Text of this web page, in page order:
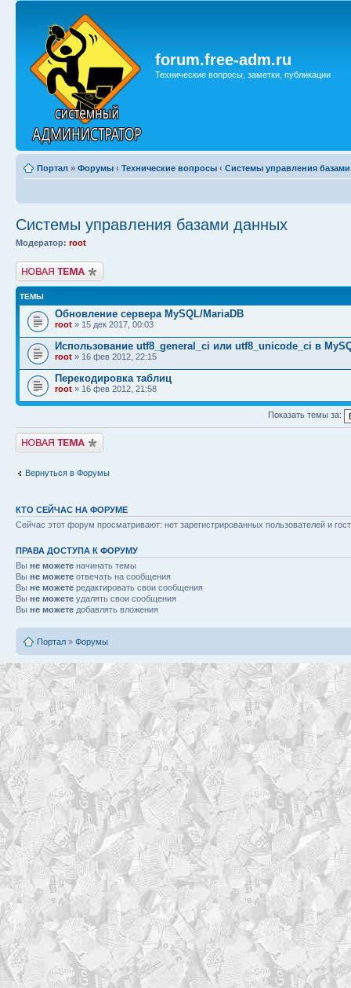
forum.free-adm.ru
Технические вопросы, заметки, публикации
Портал » Форумы ‹ Технические вопросы ‹ Системы управления
Системы управления базами данных
Модератор: root
Начать новую тему
ТЕМЫ
Обновление сервера MySQL/MariaDB
root » 15 дек 2017, 00:03
Использование utf8_general_ci или utf8_unicode_ci в
root » 16 фев 2012, 22:15
Перекодировка таблиц
root » 16 фев 2012, 21:58
Показать темы за:
Начать новую тему
Вернуться в Форумы
КТО СЕЙЧАС НА ФОРУМЕ
Сейчас этот форум просматривают: нет зарегистрированных пользователей и
ПРАВА ДОСТУПА К ФОРУМУ
Вы не можете начинать темы
Вы не можете отвечать на сообщения
Вы не можете редактировать свои сообщения
Вы не можете удалять свои сообщения
Вы не можете добавлять вложения
Портал » Форумы